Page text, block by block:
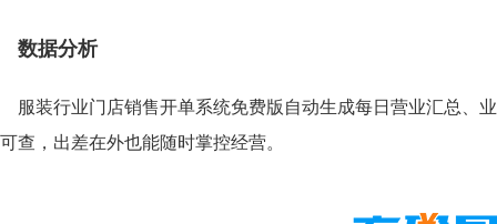
数据分析
服装行业门店销售开单系统免费版自动生成每日营业汇总、
查，出差在外也能随时掌控经营。